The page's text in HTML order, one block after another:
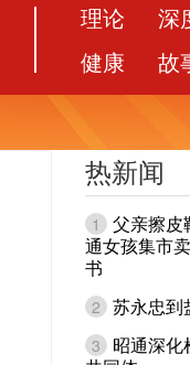
理论 深
健康
故
热新闻
1
父亲擦皮
通女孩集市
书
2 苏永忠到
3
昭通深化